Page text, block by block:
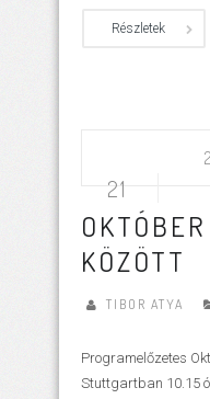
Részletek
21
KÖZÖTT
TIBOR ATYA
Programelőzetes
Stuttgartban 10.15